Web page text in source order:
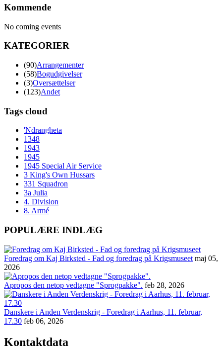
Kommende
No coming events
KATEGORIER
(90)Arrangementer
(58)Bogudgivelser
(3)Oversættelser
(123)Andet
Tags cloud
'Ndrangheta
1348
1943
1945
1945 Special Air Service
3 King's Own Hussars
331 Squadron
3a Julia
4. Division
8. Armé
POPULÆRE INDLÆG
Foredrag om Kaj Birksted - Fad og foredrag på Krigsmuseet maj 05,
2026
Apropos den netop vedtagne "Sprogpakke". feb 28, 2026
Danskere i Anden Verdenskrig - Foredrag i Aarhus, 11. februar,
17.30 feb 06, 2026
Kontaktdata